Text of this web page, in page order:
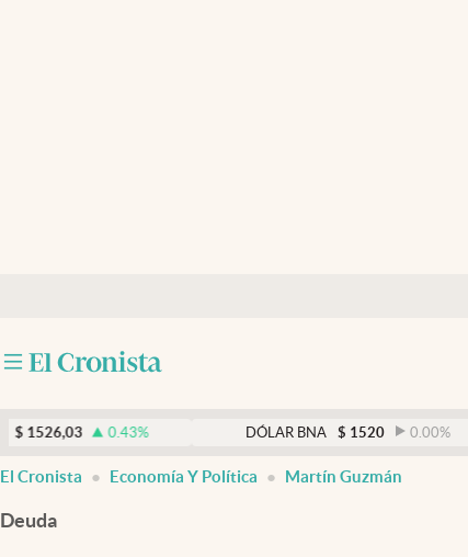
0.43% DÓLAR BNA $ 1520 0.00%
El Cronista Economía Y Política Martín Guzmán
Deuda